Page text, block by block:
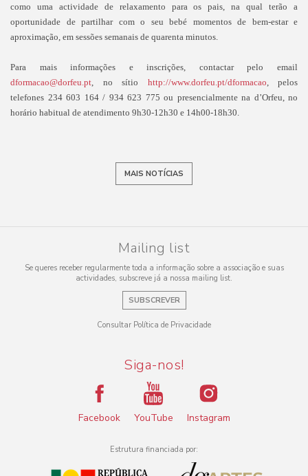
como uma actividade de relaxamento para os pais, na qual terão a
oportunidade de partilhar com o seu bebé momentos de bem-estar e
aproximação, em sessões semanais de quarenta minutos.
Para mais informações e inscrições, contactar pelo email
dformacao@dorfeu.pt , no sítio http://www.dorfeu.pt/dformacao , pelos
telefones 234 603 164 / 934 623 775 ou presencialmente na d’Orfeu, no
horário habitual de atendimento 9h30-12h30 e 14h00-18h30.
MAIS NOTÍCIAS
Mailing list
Se queres receber regularmente toda a informação sobre a associação e suas
actividades, subscreve já a nossa mailing list.
SUBSCREVER
Consultar Política de Privacidade
Siga-nos!
Facebook YouTube Instagram
Estrutura financiada por: